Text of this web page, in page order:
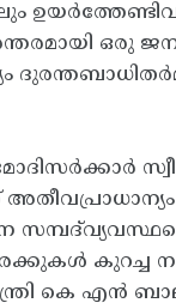
കുറച്ച
കെ